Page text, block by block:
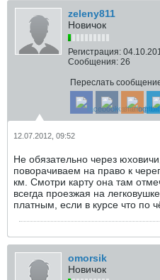
zeleny811
Новичок
Регистрация:
Сообщения: 26
Переслать
12.07.2012, 09:52
Не обязательно через
поворачиваем на право к
км. Смотри карту она там
всегда проезжая на
платным, если в курсе что по
omorsik
Новичок